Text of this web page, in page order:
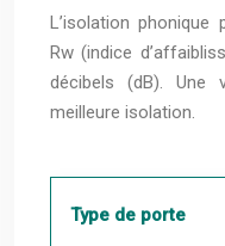
L’isolation
Rw (indice
décibels (dB). Une
meilleure isolation.
Type de porte